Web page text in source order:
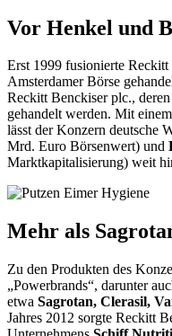
Vor Henkel und
Erst 1999 fusionierte
Amsterdamer Börse
Reckitt Benckiser plc.,
gehandelt werden. Mit
lässt der Konzern deutsche
Mrd. Euro Börsenwert) und
Marktkapitalisierung) weit
Mehr als
Zu den Produkten des
„Powerbrands“, darunter
etwa Sagrotan, Clerasil,
Jahres 2012 sorgte Reckitt